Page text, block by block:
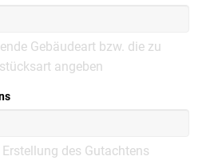
Gebäudeart bzw. die zu
angeben
des Gutachtens